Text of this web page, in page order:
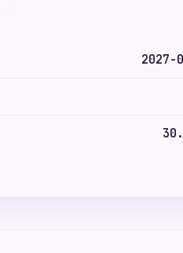
2027-